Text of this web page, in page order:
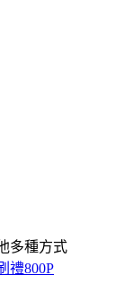
多種方式
禮800P